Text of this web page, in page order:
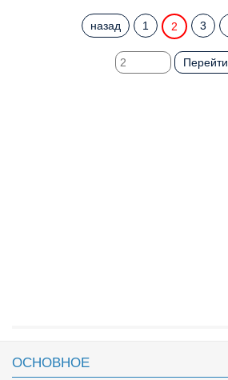
назад 1 2 3
Перейти
ОСНОВНОЕ